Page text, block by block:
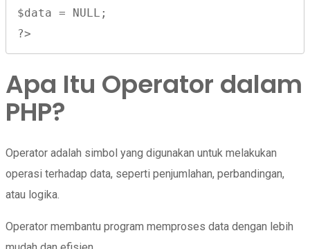
$data = NULL;
?>
Apa Itu Operator dalam
PHP?
Operator adalah simbol yang digunakan untuk melakukan
operasi terhadap data, seperti penjumlahan, perbandingan,
atau logika.
Operator membantu program memproses data dengan lebih